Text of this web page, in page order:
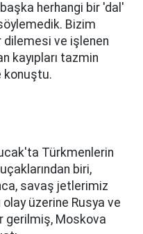
herhangi bir 'dal'
Bizim
dilemesi ve işlenen
kayıpları tazmin
konuştu.
Türkmenlerin
biri,
savaş jetlerimiz
üzerine Rusya ve
gerilmiş, Moskova